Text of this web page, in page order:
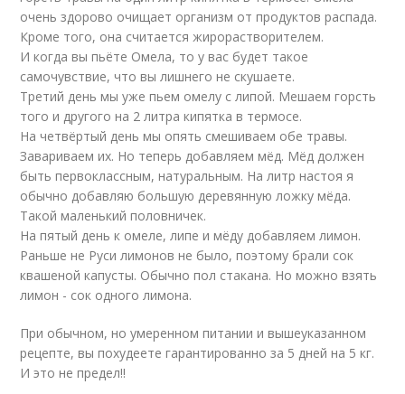
очень здорово очищает организм от продуктов распада.
Кроме того, она считается жирорастворителем.
И когда вы пьёте Омела, то у вас будет такое
самочувствие, что вы лишнего не скушаете.
Третий день мы уже пьем омелу с липой. Мешаем горсть
того и другого на 2 литра кипятка в термосе.
На четвёртый день мы опять смешиваем обе травы.
Завариваем их. Но теперь добавляем мёд. Мёд должен
быть первоклассным, натуральным. На литр настоя я
обычно добавляю большую деревянную ложку мёда.
Такой маленький половничек.
На пятый день к омеле, липе и мёду добавляем лимон.
Раньше не Руси лимонов не было, поэтому брали сок
квашеной капусты. Обычно пол стакана. Но можно взять
лимон - сок одного лимона.
При обычном, но умеренном питании и вышеуказанном
рецепте, вы похудеете гарантированно за 5 дней на 5 кг.
И это не предел!!